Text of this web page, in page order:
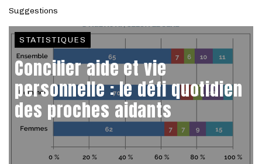
Suggestions
STATISTIQUES
Concilier aide et vie
personnelle : le défi quotidien
des proches aidants